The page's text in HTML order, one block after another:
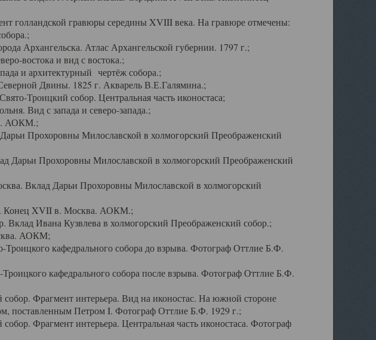
голландской гравюры середины XVIII века. На гравюре отмечены:
Архангельска. Атлас Архангельской губернии. 1797 г.;
востока и вид с востока.;
и архитектурный чертёж собора.;
Двины. 1825 г. Акварель В.Е.Галямина.;
Троицкий собор. Центральная часть иконостаса;
Вид с запада и северо-запада.;
АОКМ.;
Прохоровны Милославской в холмогорский Преображенский
Дарьи Прохоровны Милославской в холмогорский Преображенский
Вклад Дарьи Прохоровны Милославской в холмогорский
Конец XVII в. Москва. АОКМ.;
Ивана Кузвлева в холмогорский Преображенский собор.;
АОКМ;
кафедрального собора до взрыва. Фотограф Оттлие Б.Ф.
кафедрального собора после взрыва. Фотограф Оттлие Б.Ф.
Фрагмент интерьера. Вид на иконостас. На южной стороне
поставленным Петром I. Фотограф Оттлие Б.Ф. 1929 г.;
Фрагмент интерьера. Центральная часть иконостаса. Фотограф